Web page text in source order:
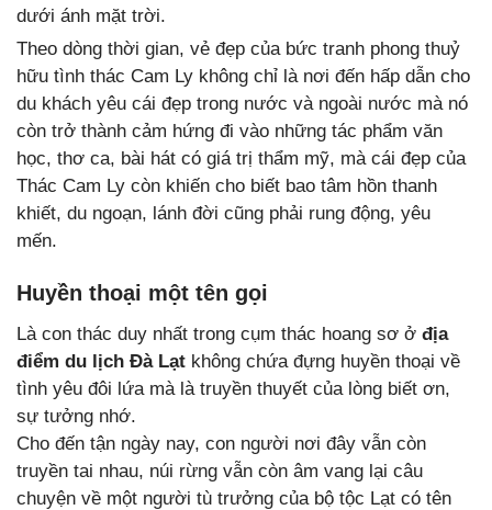
dưới ánh mặt trời.
Theo dòng thời gian, vẻ đẹp của bức tranh phong thuỷ
hữu tình thác Cam Ly không chỉ là nơi đến hấp dẫn cho
du khách yêu cái đẹp trong nước và ngoài nước mà nó
còn trở thành cảm hứng đi vào những tác phẩm văn
học, thơ ca, bài hát có giá trị thẩm mỹ, mà cái đẹp của
Thác Cam Ly còn khiến cho biết bao tâm hồn thanh
khiết, du ngoạn, lánh đời cũng phải rung động, yêu
mến.
Huyền thoại một tên gọi
Là con thác duy nhất trong cụm thác hoang sơ ở địa
điểm du lịch Đà Lạt không chứa đựng huyền thoại về
tình yêu đôi lứa mà là truyền thuyết của lòng biết ơn,
sự tưởng nhớ.
Cho đến tận ngày nay, con người nơi đây vẫn còn
truyền tai nhau, núi rừng vẫn còn âm vang lại câu
chuyện về một người tù trưởng của bộ tộc Lạt có tên